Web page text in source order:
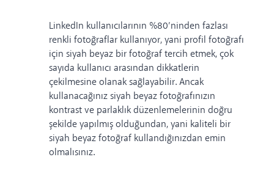
LinkedIn kullanıcılarının %80’ninden fazlası
renkli fotoğraflar kullanıyor,yani profil fotoğrafı
için siyah beyaz bir fotoğraf tercih etmek, çok
sayıda kullanıcı arasından dikkatlerin
çekilmesine olanak sağlayabilir. Ancak
kullanacağınız siyah beyaz fotoğrafınızın
kontrast ve parlaklık düzenlemelerinin doğru
şekilde yapılmış olduğundan, yani kaliteli bir
siyah beyaz fotoğraf kullandığınızdan emin
olmalısınız.